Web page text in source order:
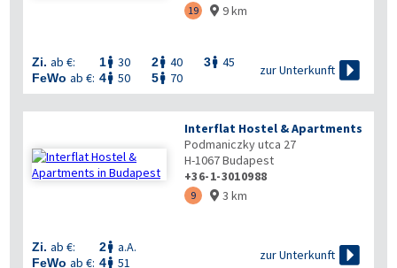
19  9 km
Zi. ab €: 1 30 2 40 3 45
FeWo ab €: 4 50 5 70
zur Unterkunft 
Interflat Hostel & Apartments
Podmaniczky utca 27
H-1067Budapest
+36-1-3010988
9  3 km
Zi. ab €: 2 a.A.
FeWo ab €: 4 51
zur Unterkunft 